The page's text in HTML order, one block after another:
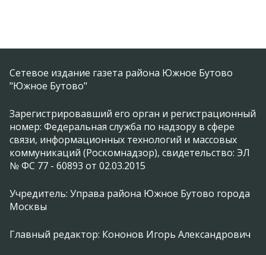
Сетевое издание газета района Южное Бутово
"Южное Бутово"
Зарегистрировавший его орган и регистрационный
номер: Федеральная служба по надзору в сфере
связи, информационных технологий и массовых
коммуникаций (Роскомнадзор), свидетельство: ЭЛ
№ ФС 77 - 60893 от 02.03.2015
Учредитель: Управа района Южное Бутово города
Москвы
Главный редактор: Кононов Игорь Александрович